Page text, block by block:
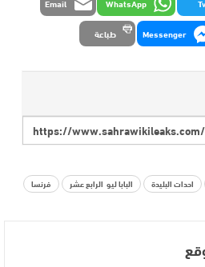
Messenger طباعة
احدات البليدة البابا ليو الرابع عشر
فرنسا